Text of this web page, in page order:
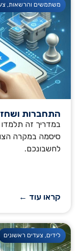
משתמשים והרשאות,
התחברות
במדריך זה
סיסמה במקרה
לחשבונכם.
קראו עוד ←
לידים, צעדים ראשונים